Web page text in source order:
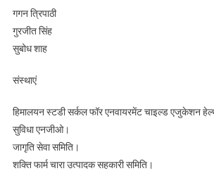
गगन त्रिपाठी
गुरजीत सिंह
सुबोध शाह
संस्थाएं
हिमालयन स्टडी सर्कल फॉर एनवायरमेंट चाइल्ड एजुकेशन
सुविधा एनजीओ।
जागृति सेवा समिति।
शक्ति फार्म चारा उत्पादक सहकारी समिति।